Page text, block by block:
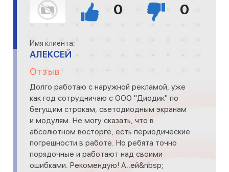
0 0
Имя клиента:
АЛЕКСЕЙ
Отзыв
Долго работаю с наружной рекламой, уже
как год сотрудничаю с ООО "Диодик" по
бегущим строкам, светодиодным экранам
и модулям. Не могу сказать, что в
абсолютном восторге, есть периодические
погрешности в работе. Но ребята точно
порядочные и работают над своими
ошибками. Рекомендую! А..ей&nbsp;